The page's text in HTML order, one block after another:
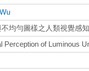
均勻圖樣之人類視覺感
Perception of Luminous